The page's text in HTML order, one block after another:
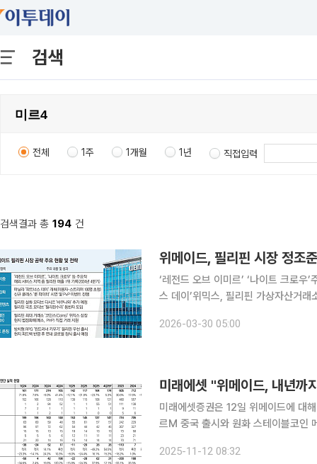
검색
전체 1주 1개월 1년 직접입력
검색결과 총 194 건
위메이드, 필리핀 시장 정조
‘레전드 오브 이미르’ ‘나이트 크로우
스 데이’위믹스, 필리핀 가상자산거래소 상장
콘텐츠를 통해 유대감을 강화하면서
2026-03-30 05:00
미래에셋증권은 12일 위메이드에 대
르M 중국 출시와 원화 스테이블코인
분기 매출액은 전년 대비 24% 줄어
2025-11-12 08:32